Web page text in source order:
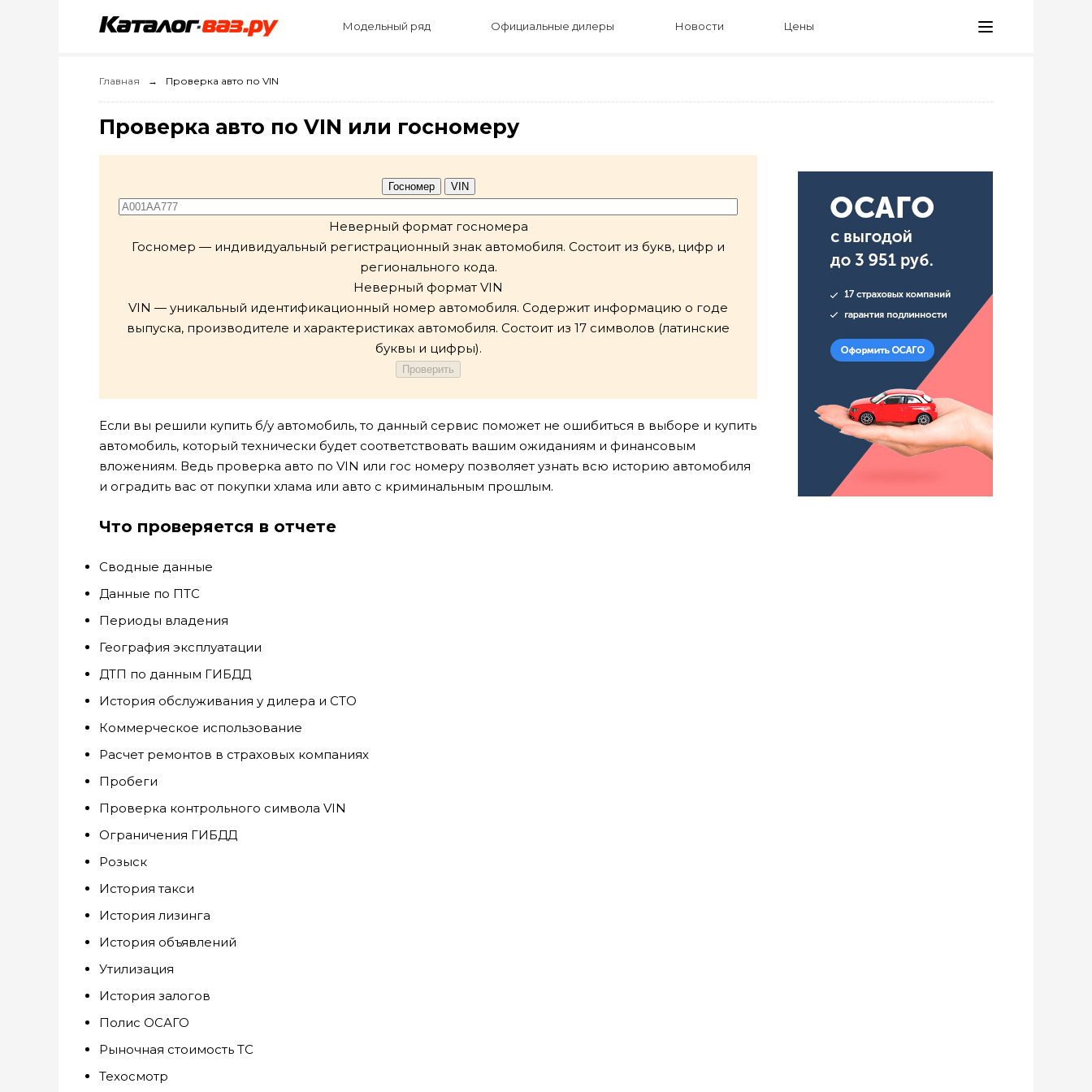
Модельный ряд Официальные дилеры Новости Цены
Главная Проверка авто по VIN
Проверка авто по VIN или госномеру
Неверный формат госномера
Госномер — индивидуальный регистрационный знак автомобиля. Состоит из букв, цифр и
регионального кода.
Неверный формат VIN
VIN — уникальный идентификационный номер автомобиля. Содержит информацию о годе
выпуска, производителе и характеристиках автомобиля. Состоит из 17 символов (латинские
буквы и цифры).
Если вы решили купить б/у автомобиль, то данный сервис поможет не ошибиться в выборе и купить
автомобиль, который технически будет соответствовать вашим ожиданиям и финансовым
вложениям. Ведь проверка авто по VIN или гос номеру позволяет узнать всю историю автомобиля
и оградить вас от покупки хлама или авто с криминальным прошлым.
Что проверяется в отчете
Сводные данные
Данные по ПТС
Периоды владения
География эксплуатации
ДТП по данным ГИБДД
История обслуживания у дилера и СТО
Коммерческое использование
Расчет ремонтов в страховых компаниях
Пробеги
Проверка контрольного символа VIN
Ограничения ГИБДД
Розыск
История такси
История лизинга
История объявлений
Утилизация
История залогов
Полис ОСАГО
Рыночная стоимость ТС
Техосмотр